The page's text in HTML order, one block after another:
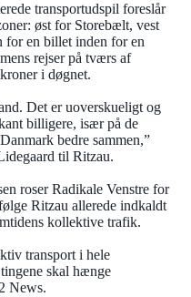
transportudspil foreslår
øst for Storebælt, vest
en billet inden for en
rejser på tværs af
i døgnet.
Det er uoverskueligt og
billigere, især på de
bedre sammen,”
til Ritzau.
roser Radikale Venstre for
Ritzau allerede indkaldt
kollektive trafik.
transport i hele
skal hænge
News.